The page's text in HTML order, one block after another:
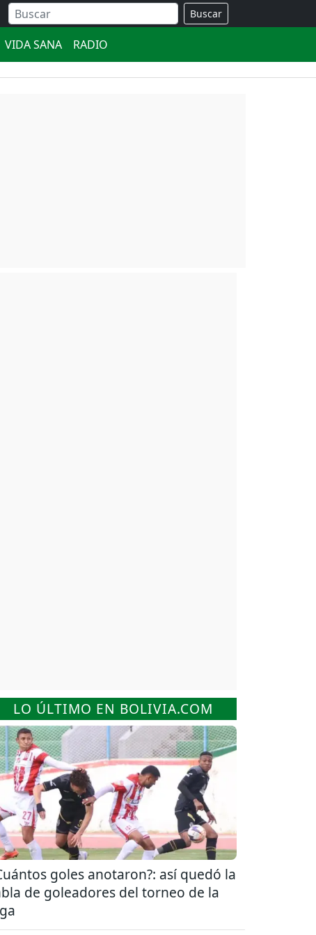
Buscar
VIDA SANA RADIO
LO ÚLTIMO EN BOLIVIA.COM
goles anotaron?: así quedó la
de goleadores del torneo de la